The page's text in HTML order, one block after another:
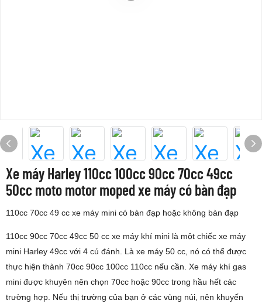
Xe máy Harley 110cc 100cc 90cc 70cc 49cc
50cc moto motor moped xe máy có bàn đạp
110cc 70cc 49 cc xe máy mini có bàn đạp hoặc không bàn đạp
110cc 90cc 70cc 49cc 50 cc xe máy khí mini là một chiếc xe máy
mini Harley 49cc với 4 cú đánh. Là xe máy 50 cc, nó có thể được
thực hiện thành 70cc 90cc 100cc 110cc nếu cần. Xe máy khí gas
mini được khuyên nên chọn 70cc hoặc 90cc trong hầu hết các
trường hợp. Nếu thị trường của bạn ở các vùng núi, nên khuyến